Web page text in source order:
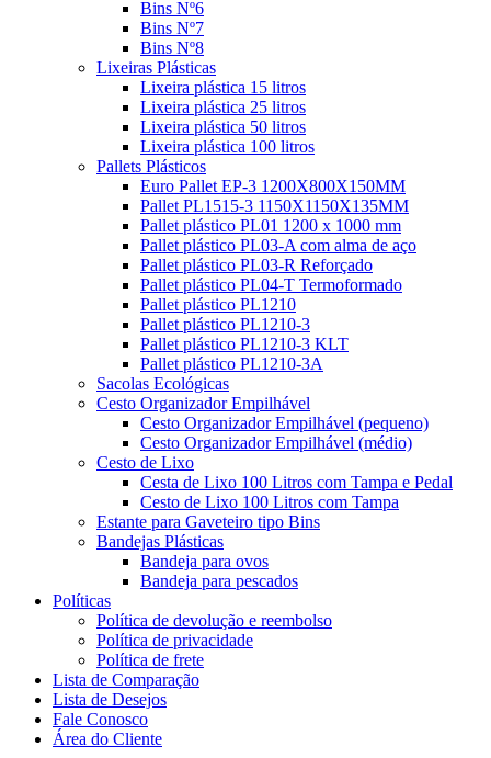
Bins Nº6
Bins Nº7
Bins Nº8
Lixeiras Plásticas
Lixeira plástica 15 litros
Lixeira plástica 25 litros
Lixeira plástica 50 litros
Lixeira plástica 100 litros
Pallets Plásticos
Euro Pallet EP-3 1200X800X150MM
Pallet PL1515-3 1150X1150X135MM
Pallet plástico PL01 1200 x 1000 mm
Pallet plástico PL03-A com alma de aço
Pallet plástico PL03-R Reforçado
Pallet plástico PL04-T Termoformado
Pallet plástico PL1210
Pallet plástico PL1210-3
Pallet plástico PL1210-3 KLT
Pallet plástico PL1210-3A
Sacolas Ecológicas
Cesto Organizador Empilhável
Cesto Organizador Empilhável (pequeno)
Cesto Organizador Empilhável (médio)
Cesto de Lixo
Cesta de Lixo 100 Litros com Tampa e Pedal
Cesto de Lixo 100 Litros com Tampa
Estante para Gaveteiro tipo Bins
Bandejas Plásticas
Bandeja para ovos
Bandeja para pescados
Políticas
Política de devolução e reembolso
Política de privacidade
Política de frete
Lista de Comparação
Lista de Desejos
Fale Conosco
Área do Cliente